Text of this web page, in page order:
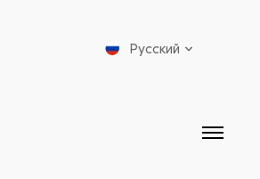
Русский